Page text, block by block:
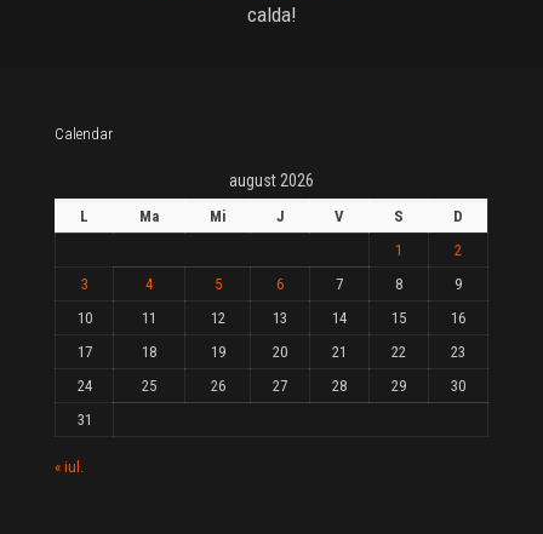
calda!
Calendar
august 2026
L Ma Mi J V S
D
1
2
3
4 5 6 7 8
9
10
11 12 13 14 15
16
17
18 19 20 21 22
23
24
25 26 27 28 29
30
31
« iul.